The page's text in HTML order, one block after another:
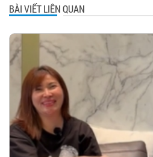
BÀI VIẾT LIÊN QUAN